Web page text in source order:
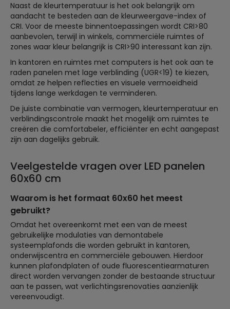
Naast de kleurtemperatuur is het ook belangrijk om
aandacht te besteden aan de kleurweergave-index of
CRI. Voor de meeste binnentoepassingen wordt CRI>80
aanbevolen, terwijl in winkels, commerciële ruimtes of
zones waar kleur belangrijk is CRI>90 interessant kan zijn.
In kantoren en ruimtes met computers is het ook aan te
raden panelen met lage verblinding (UGR<19) te kiezen,
omdat ze helpen reflecties en visuele vermoeidheid
tijdens lange werkdagen te verminderen.
De juiste combinatie van vermogen, kleurtemperatuur en
verblindingscontrole maakt het mogelijk om ruimtes te
creëren die comfortabeler, efficiënter en echt aangepast
zijn aan dagelijks gebruik.
Veelgestelde vragen over LED panelen
60x60 cm
Waarom is het formaat 60x60 het meest
gebruikt?
Omdat het overeenkomt met een van de meest
gebruikelijke modulaties van demontabele
systeemplafonds die worden gebruikt in kantoren,
onderwijscentra en commerciële gebouwen. Hierdoor
kunnen plafondplaten of oude fluorescentiearmaturen
direct worden vervangen zonder de bestaande structuur
aan te passen, wat verlichtingsrenovaties aanzienlijk
vereenvoudigt.